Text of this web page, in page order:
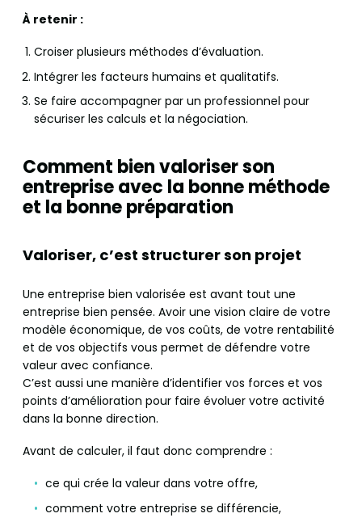
À retenir :
Croiser plusieurs méthodes d’évaluation.
Intégrer les facteurs humains et qualitatifs.
Se faire accompagner par un professionnel pour
sécuriser les calculs et la négociation.
Comment bien valoriser son
entreprise avec la bonne méthode
et la bonne préparation
Valoriser, c’est structurer son projet
Une entreprise bien valorisée est avant tout une
entreprise bien pensée. Avoir une vision claire de votre
modèle économique, de vos coûts, de votre rentabilité
et de vos objectifs vous permet de défendre votre
valeur avec confiance.
C’est aussi une manière d’identifier vos forces et vos
points d’amélioration pour faire évoluer votre activité
dans la bonne direction.
Avant de calculer, il faut donc comprendre :
ce qui crée la valeur dans votre offre,
comment votre entreprise se différencie,